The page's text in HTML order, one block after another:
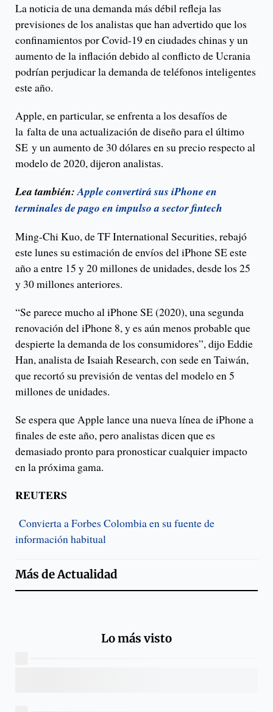
La noticia de una demanda más débil refleja las
previsiones de los analistas que han advertido que los
confinamientos por Covid-19 en ciudades chinas y un
aumento de la inflación debido al conflicto de Ucrania
podrían perjudicar la demanda de teléfonos inteligentes
este año.
Apple, en particular, se enfrenta a los desafíos de
la falta de una actualización de diseño para el último
SE y un aumento de 30 dólares en su precio respecto al
modelo de 2020, dijeron analistas.
Lea también:Apple convertirá sus iPhone en
terminales de pago en impulso a sector fintech
Ming-Chi Kuo, de TF International Securities, rebajó
este lunes su estimación de envíos del iPhone SE este
año a entre 15 y 20 millones de unidades, desde los 25
y 30 millones anteriores.
“Se parece mucho al iPhone SE (2020), una segunda
renovación del iPhone 8, y es aún menos probable que
despierte la demanda de los consumidores”, dijo Eddie
Han, analista de Isaiah Research, con sede en Taiwán,
que recortó su previsión de ventas del modelo en 5
millones de unidades.
Se espera que Apple lance una nueva línea de iPhone a
finales de este año, pero analistas dicen que es
demasiado pronto para pronosticar cualquier impacto
en la próxima gama.
REUTERS
Convierta a Forbes Colombia en su fuente de
información habitual
Más deActualidad
Lo más visto